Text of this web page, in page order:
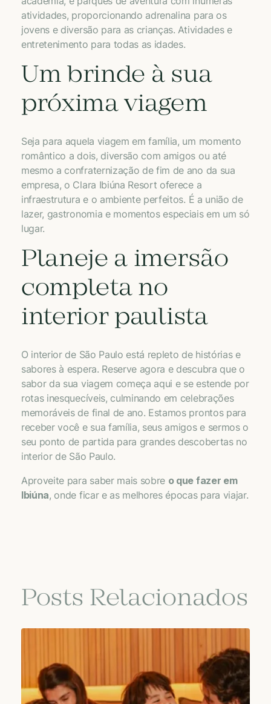
atividades, proporcionando adrenalina para os
jovens e diversão para as crianças. Atividades e
entretenimento para todas as idades.
Um brinde à sua
próxima viagem
Seja para aquela viagem em família, um momento
romântico a dois, diversão com amigos ou até
mesmo a confraternização de fim de ano da sua
empresa, o Clara Ibiúna Resort oferece a
infraestrutura e o ambiente perfeitos. É a união de
lazer, gastronomia e momentos especiais em um só
lugar.
Planeje a imersão
completa no
interior paulista
O interior de São Paulo está repleto de histórias e
sabores à espera. Reserve agora e descubra que o
sabor da sua viagem começa aqui e se estende por
rotas inesquecíveis, culminando em celebrações
memoráveis de final de ano. Estamos prontos para
receber você e sua família, seus amigos e sermos o
seu ponto de partida para grandes descobertas no
interior de São Paulo.
Aproveite para saber mais sobre o que fazer em
Ibiúna, onde ficar e as melhores épocas para viajar.
Posts Relacionados